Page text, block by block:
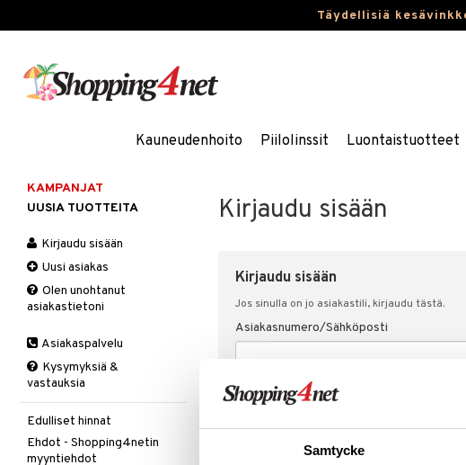
Samtycke
Täydellisiä
Kauneudenhoito Piilolinssit Luontaistuotteet
Kirjaudu sisään
Kirjaudu sisään
Jos sinulla on jo asiakastili, kirjaudu tästä.
Asiakasnumero/Sähköposti
Salasana
KAMPANJAT
UUSIA TUOTTEITA
Kirjaudu sisään
Uusi asiakas
Olen unohtanut
asiakastietoni
Asiakaspalvelu
Kysymyksiä &
vastauksia
Edulliset hinnat
Ehdot - Shopping4netin
myyntiehdot